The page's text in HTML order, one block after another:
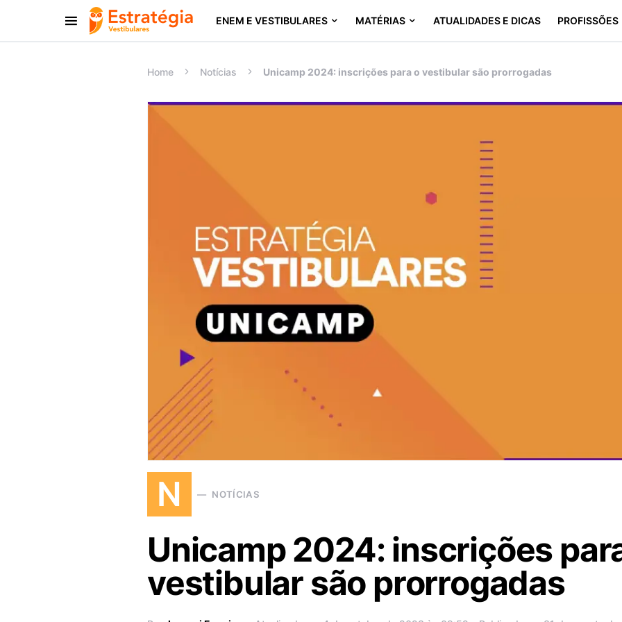
ENEM E VESTIBULARES MATÉRIAS ATUALIDADES E DICAS PROFISSÕES
Procurar:
Home Notícias Unicamp 2024: inscrições para o vestibular são prorrogadas
N NOTÍCIAS
Unicamp 2024: inscrições
vestibular são prorrogadas